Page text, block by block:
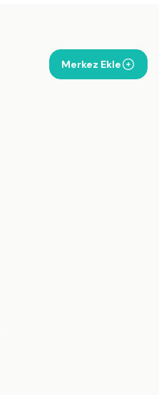
Merkez Ekle